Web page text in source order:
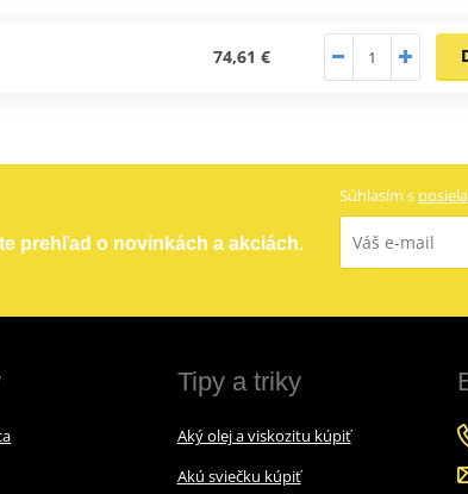
74,61 €
prehľad o novinkách a akciách.
Súhlasím s
Tipy a triky
Aký olej a viskozitu kúpiť
Akú sviečku kúpiť